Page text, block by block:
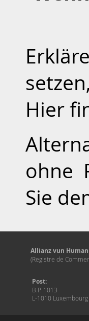
Hier
ohne
Sie
Allianz vun
(Registre de
Post:
B.P. 1013
L-1010 Luxembourg